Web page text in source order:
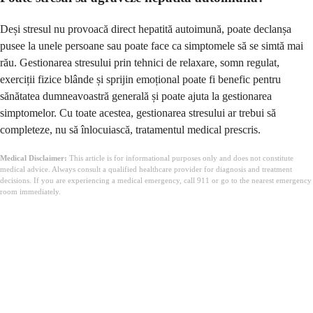
Deși stresul nu provoacă direct hepatită autoimună, poate declanșa
pusee la unele persoane sau poate face ca simptomele să se simtă mai
rău. Gestionarea stresului prin tehnici de relaxare, somn regulat,
exerciții fizice blânde și sprijin emoțional poate fi benefic pentru
sănătatea dumneavoastră generală și poate ajuta la gestionarea
simptomelor. Cu toate acestea, gestionarea stresului ar trebui să
completeze, nu să înlocuiască, tratamentul medical prescris.
Medical Disclaimer: This article is for informational purposes only and does not constitute
medical advice. Always consult a qualified healthcare provider for diagnosis and treatment
decisions. If you are experiencing a medical emergency, call 911 or go to the nearest emergency
room immediately.